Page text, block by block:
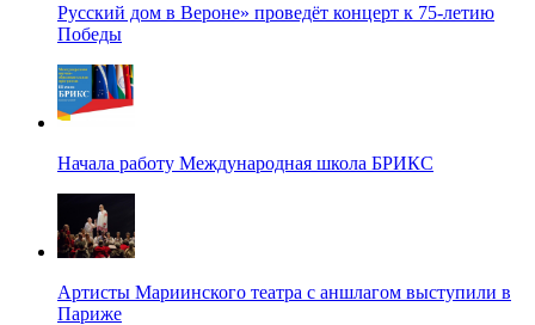
Русский дом в Вероне» проведёт концерт к 75-летию
Победы
Начала работу Международная школа БРИКС
Артисты Мариинского театра с аншлагом выступили в
Париже